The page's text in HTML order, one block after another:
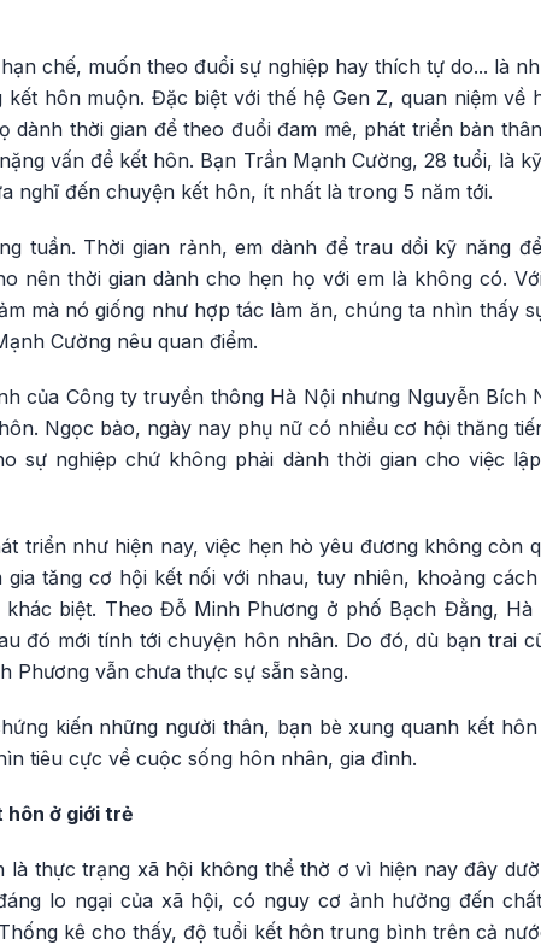
chế, muốn theo đuổi sự nghiệp hay thích tự do... là
hôn muộn. Đặc biệt với thế hệ Gen Z, quan niệm về
dành thời gian để theo đuổi đam mê, phát triển bản
vấn đề kết hôn. Bạn Trần Mạnh Cường, 28 tuổi, là
nghĩ đến chuyện kết hôn, ít nhất là trong 5 năm tới.
tuần. Thời gian rảnh, em dành để trau dồi kỹ năng
nên thời gian dành cho hẹn họ với em là không có.
mà nó giống như hợp tác làm ăn, chúng ta nhìn thấy
Cường nêu quan điểm.
của Công ty truyền thông Hà Nội nhưng Nguyễn Bích
Ngọc bảo, ngày nay phụ nữ có nhiều cơ hội thăng
sự nghiệp chứ không phải dành thời gian cho việc
triển như hiện nay, việc hẹn hò yêu đương không còn
gia tăng cơ hội kết nối với nhau, tuy nhiên, khoảng
biệt. Theo Đỗ Minh Phương ở phố Bạch Đằng,
đó mới tính tới chuyện hôn nhân. Do đó, dù bạn trai
Phương vẫn chưa thực sự sẵn sàng.
kiến những người thân, bạn bè xung quanh kết
tiêu cực về cuộc sống hôn nhân, gia đình.
hôn ở giới trẻ
là thực trạng xã hội không thể thờ ơ vì hiện nay đây
lo ngại của xã hội, có nguy cơ ảnh hưởng đến
kê cho thấy, độ tuổi kết hôn trung bình trên cả